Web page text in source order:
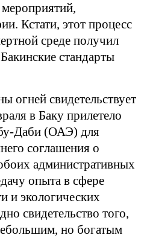
Кстати, этот процесс
среде получил
стандарты
огней свидетельствует
в Баку прилетело
Даби (ОАЭ) для
соглашения о
административных
опыта в сфере
и экологических
свидетельство того,
но богатым